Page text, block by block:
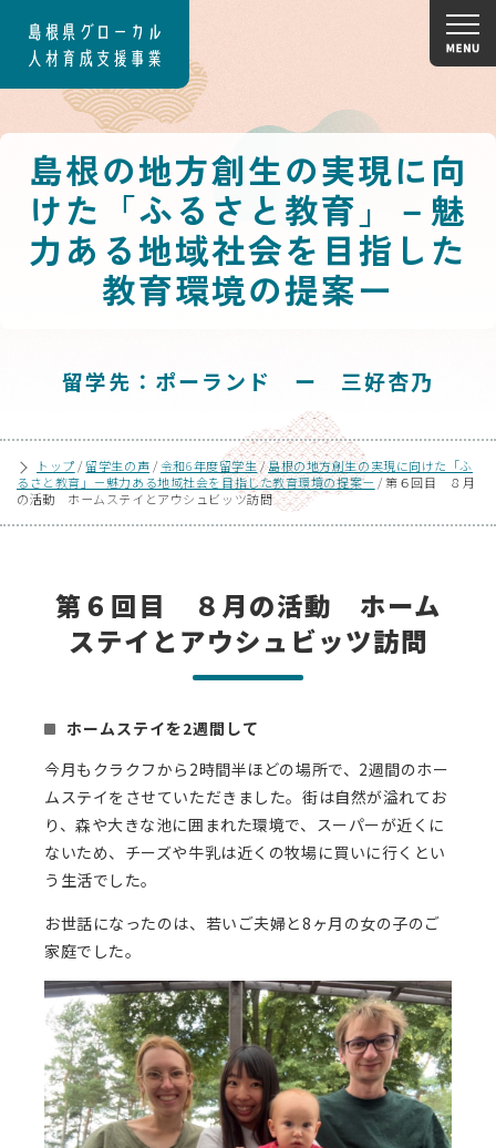
島根の地方創生の実現に向
けた「ふるさと教育」－魅
力ある地域社会を目指した
教育環境の提案ー
留学先：ポーランド ー 三好杏乃
トップ /留学生の声 /令和6年度留学生/島根の地方創生の実現に向けた「ふ
るさと教育」－魅力ある地域社会を目指した教育環境の提案ー /第６回目 ８月
の活動 ホームステイとアウシュビッツ訪問
第６回目 ８月の活動 ホーム
ステイとアウシュビッツ訪問
ホームステイを2週間して
今月もクラクフから2時間半ほどの場所で、2週間のホー
ムステイをさせていただきました。街は自然が溢れてお
り、森や大きな池に囲まれた環境で、スーパーが近くに
ないため、チーズや牛乳は近くの牧場に買いに行くとい
う生活でした。
お世話になったのは、若いご夫婦と8ヶ月の女の子のご
家庭でした。